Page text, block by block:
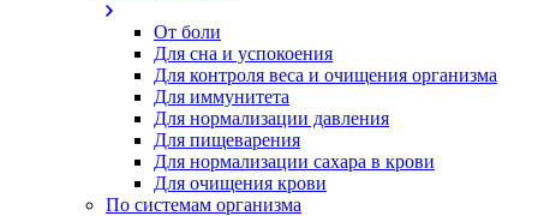
От боли
Для сна и успокоения
Для контроля веса и очищения организма
Для иммунитета
Для нормализации давления
Для пищеварения
Для нормализации сахара в крови
Для очищения крови
По системам организма